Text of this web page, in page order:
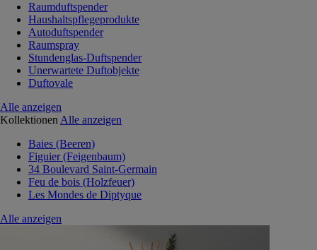
Raumduftspender
Haushaltspflegeprodukte
Autoduftspender
Raumspray
Stundenglas-Duftspender
Unerwartete Duftobjekte
Duftovale
Alle anzeigen
Kollektionen Alle anzeigen
Baies (Beeren)
Figuier (Feigenbaum)
34 Boulevard Saint-Germain
Feu de bois (Holzfeuer)
Les Mondes de Diptyque
Alle anzeigen